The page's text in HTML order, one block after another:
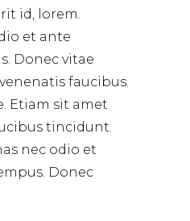
id, lorem.
et ante
Donec vitae
faucibus.
Etiam sit amet
tincidunt.
nec odio et
Donec